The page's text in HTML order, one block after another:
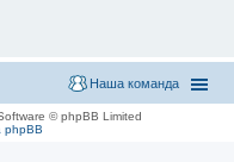
Наша команда
© phpBB Limited
phpBB